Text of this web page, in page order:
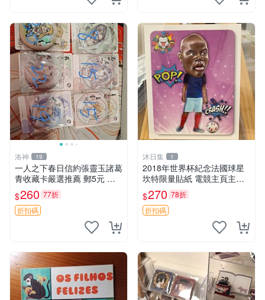
洛神 19
一人之下春日信約張靈玉諸葛
青收藏卡嚴選推薦 郵5元 滿
拍下不付款等改後再付 一人
之下 張靈玉 談笑生
$260 77折
折扣碼
沐日集 1
2018年世界杯紀念法國球星
坎特限量貼紙 電競主頁主題
推薦 英超 替補席
$270 78折
折扣碼